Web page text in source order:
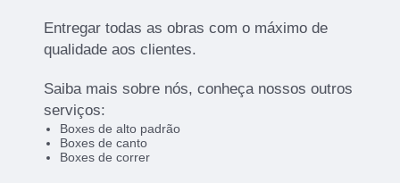
Entregar todas as obras com o máximo de
qualidade aos clientes.
Saiba mais sobre nós, conheça nossos outros
serviços:
Boxes de alto padrão
Boxes de canto
Boxes de correr